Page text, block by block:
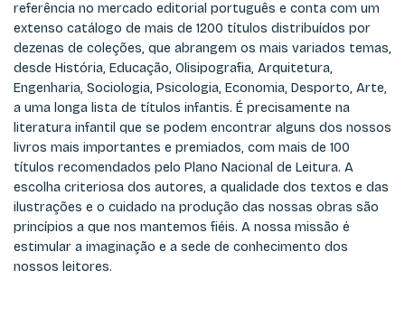
referência no mercado editorial português e conta com um
extenso catálogo de mais de 1200 títulos distribuídos por
dezenas de coleções, que abrangem os mais variados temas,
desde História, Educação, Olisipografia, Arquitetura,
Engenharia, Sociologia, Psicologia, Economia, Desporto, Arte,
a uma longa lista de títulos infantis. É precisamente na
literatura infantil que se podem encontrar alguns dos nossos
livros mais importantes e premiados, com mais de 100
títulos recomendados pelo Plano Nacional de Leitura. A
escolha criteriosa dos autores, a qualidade dos textos e das
ilustrações e o cuidado na produção das nossas obras são
princípios a que nos mantemos fiéis. A nossa missão é
estimular a imaginação e a sede de conhecimento dos
nossos leitores.